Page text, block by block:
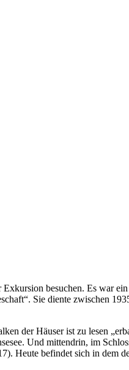
Exkursion besuchen. Es war
Sie diente zwischen
der Häuser ist zu lesen
Und mittendrin, im
Heute befindet sich in dem